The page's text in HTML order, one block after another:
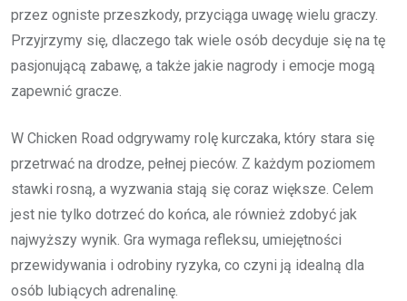
przez ogniste przeszkody, przyciąga uwagę wielu graczy.
Przyjrzymy się, dlaczego tak wiele osób decyduje się na tę
pasjonującą zabawę, a także jakie nagrody i emocje mogą
zapewnić gracze.
W Chicken Road odgrywamy rolę kurczaka, który stara się
przetrwać na drodze, pełnej pieców. Z każdym poziomem
stawki rosną, a wyzwania stają się coraz większe. Celem
jest nie tylko dotrzeć do końca, ale również zdobyć jak
najwyższy wynik. Gra wymaga refleksu, umiejętności
przewidywania i odrobiny ryzyka, co czyni ją idealną dla
osób lubiących adrenalinę.